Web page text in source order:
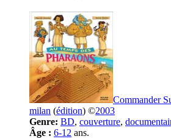
Commander
milan (édition) ©2003
Genre: BD, couverture,
Âge : 6-12 ans.